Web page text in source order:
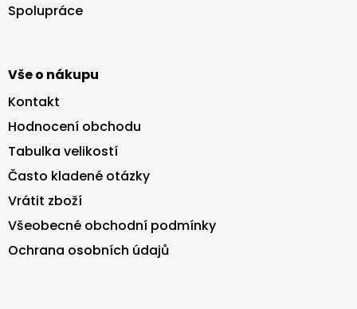
Spolupráce
Vše o nákupu
Kontakt
Hodnocení obchodu
Tabulka velikostí
Často kladené otázky
Vrátit zboží
Všeobecné obchodní podmínky
Ochrana osobních údajů